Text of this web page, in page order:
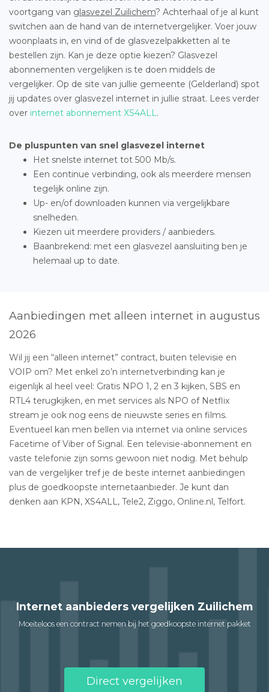
voortgang van glasvezel Zuilichem? Achterhaal of je al kunt
switchen aan de hand van de internetvergelijker. Voer jouw
woonplaats in, en vind of de glasvezelpakketten al te
bestellen zijn. Kan je deze optie kiezen? Glasvezel
abonnementen vergelijken is te doen middels de
vergelijker. Op de site van jullie gemeente (Gelderland) spot
jij updates over glasvezel internet in jullie straat. Lees verder
over internet abonnement XS4ALL.
De pluspunten van snel glasvezel internet
Het snelste internet tot 500 Mb/s.
Een continue verbinding, ook als meerdere mensen
tegelijk online zijn.
Up- en/of downloaden kunnen via vergelijkbare
snelheden.
Kiezen uit meerdere providers / aanbieders.
Baanbrekend: met een glasvezel aansluiting ben je
helemaal up to date.
Aanbiedingen met alleen internet in augustus
2026
Wil jij een “alleen internet” contract, buiten televisie en
VOIP om? Met enkel zo’n internetverbinding kan je
eigenlijk al heel veel: Gratis NPO 1, 2 en 3 kijken, SBS en
RTL4 terugkijken, en met services als NPO of Netflix
stream je ook nog eens de nieuwste series en films.
Eventueel kan men bellen via internet via online services
Facetime of Viber of Signal. Een televisie-abonnement en
vaste telefonie zijn soms gewoon niet nodig. Met behulp
van de vergelijker tref je de beste internet aanbiedingen
plus de goedkoopste internetaanbieder. Je kunt dan
denken aan KPN, XS4ALL, Tele2, Ziggo, Online.nl, Telfort.
Internet aanbieders vergelijken Zuilichem
Moeiteloos een contract nemen bij het goedkoopste internet pakket
Direct vergelijken